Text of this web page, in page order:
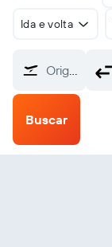
Ida e volta
Origem
Buscar